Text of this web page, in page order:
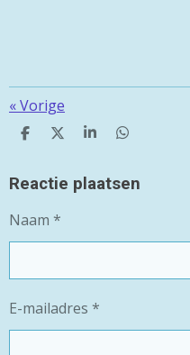
«Vorige
D
E
D
L
S
R
D
E
Reactie plaatsen
Naam *
E-mailadres *